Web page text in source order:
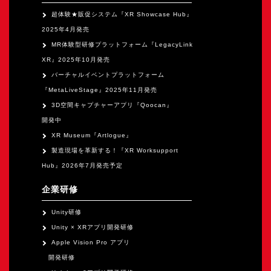
超体験★販促システム『XR Showcase Hub』
2025年4月発売
MR体験型研修プラットフォーム『LegacyLink
XR』2025年10月発売
バーチャルイベントプラットフォーム
『MetaLiveStage』2025年11月発売
3D空間キャプチャーアプリ『Qoocan』
開発中
XR Museum『Artlogue』
製造現場を革新する！『XR Worksupport
Hub』2026年7月発売予定
企業研修
Unity研修
Unity × XRアプリ開発研修
Apple Vision Pro アプリ
開発研修